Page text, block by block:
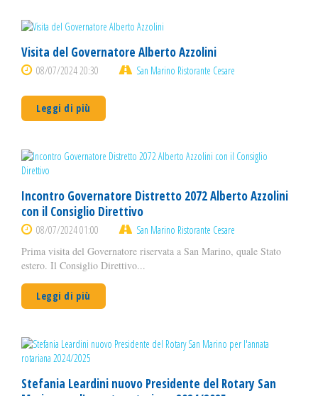
Visita del Governatore Alberto Azzolini
08/07/2024 20:30 San Marino Ristorante Cesare
Leggi di più
Incontro Governatore Distretto 2072 Alberto Azzolini
con il Consiglio Direttivo
08/07/2024 01:00
San Marino Ristorante Cesare
Prima visita del Governatore riservata a San Marino, quale Stato
estero. Il Consiglio Direttivo...
Leggi di più
Stefania Leardini nuovo Presidente del Rotary San